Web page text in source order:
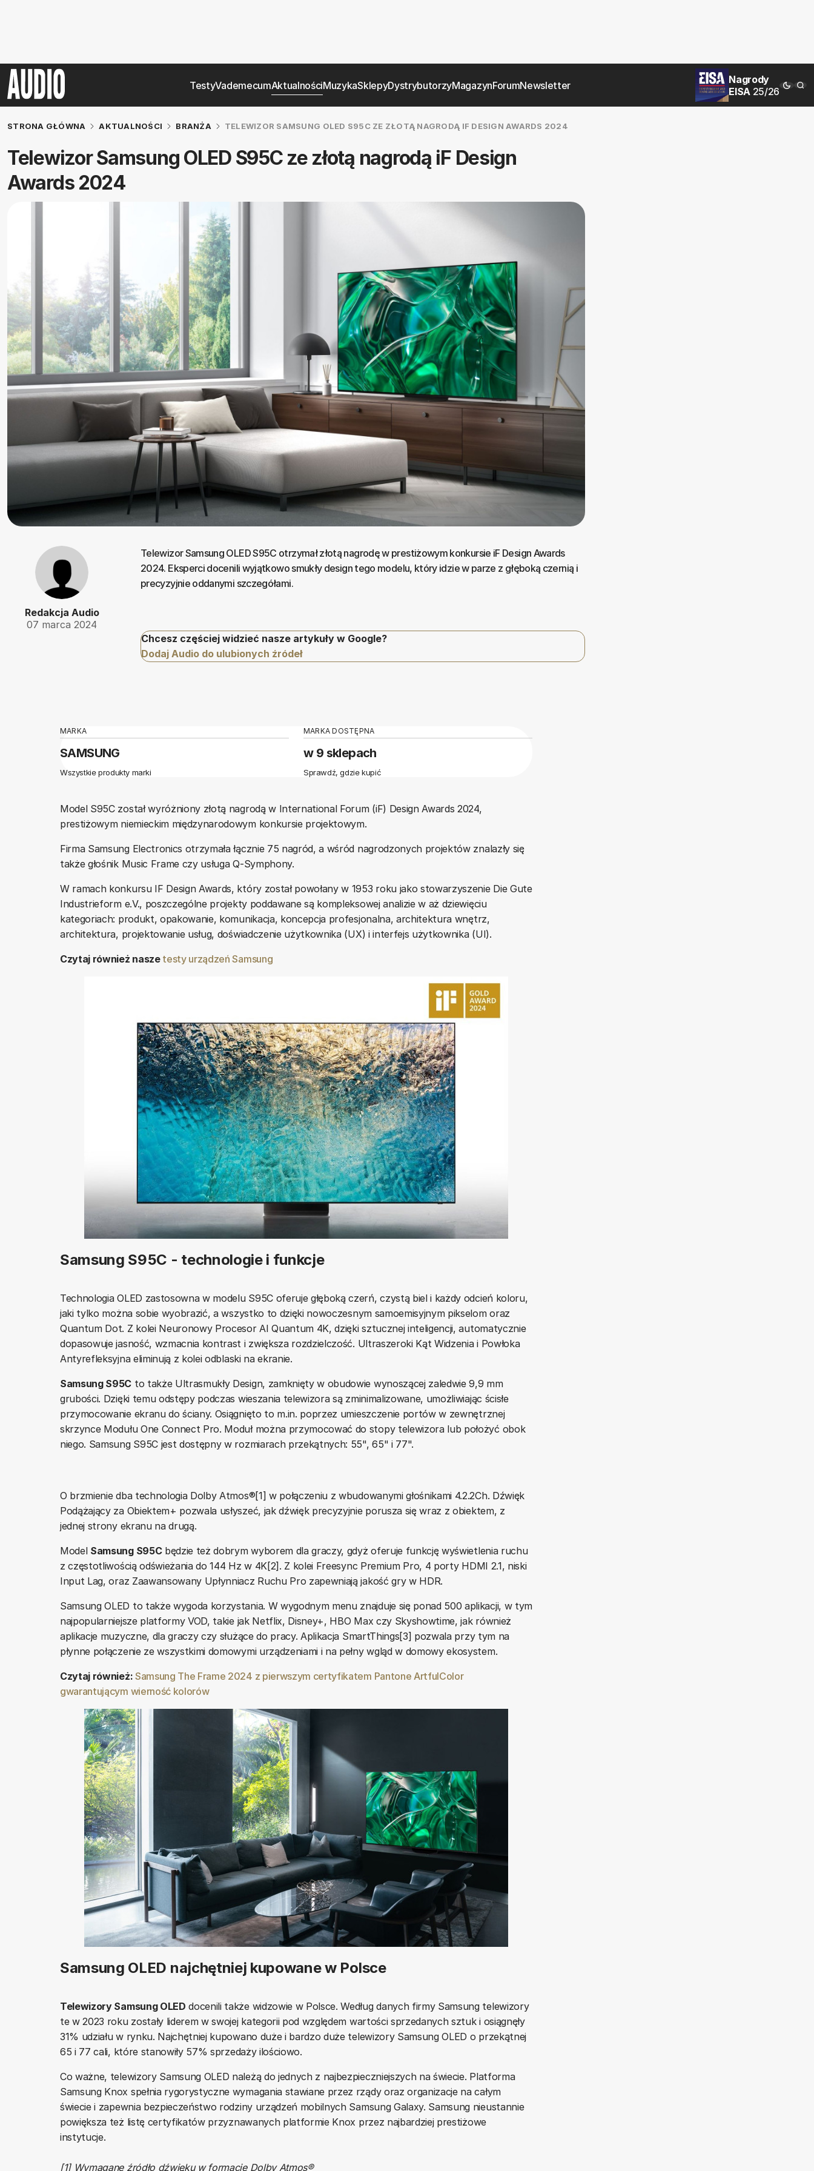
TestyVademecumAktualnościMuzykaSklepyDystrybutorzyMagazynForumNewsletter
Nagrody
EISA 25/26
STRONA GŁÓWNA AKTUALNOŚCI BRANŻA TELEWIZOR SAMSUNG OLED S95C ZE ZŁOTĄ NAGRODĄ IF DESIGN AWARDS 2024
Telewizor Samsung OLED S95C ze złotą nagrodą iF Design
Awards 2024
Redakcja Audio
07 marca 2024
Telewizor Samsung OLED S95C otrzymał złotą nagrodę w prestiżowym konkursie iF Design Awards
2024. Eksperci docenili wyjątkowo smukły design tego modelu, który idzie w parze z głęboką czernią i
precyzyjnie oddanymi szczegółami.
Chcesz częściej widzieć nasze artykuły w Google?
Dodaj Audio do ulubionych źródeł
MARKA
SAMSUNG
Wszystkie produkty marki
MARKA DOSTĘPNA
w 9 sklepach
Sprawdź, gdzie kupić
Model S95C został wyróżniony złotą nagrodą w International Forum (iF) Design Awards 2024,
prestiżowym niemieckim międzynarodowym konkursie projektowym.
Firma Samsung Electronics otrzymała łącznie 75 nagród, a wśród nagrodzonych projektów znalazły się
także głośnik Music Frame czy usługa Q-Symphony.
W ramach konkursu IF Design Awards, który został powołany w 1953 roku jako stowarzyszenie Die Gute
Industrieform e.V., poszczególne projekty poddawane są kompleksowej analizie w aż dziewięciu
kategoriach: produkt, opakowanie, komunikacja, koncepcja profesjonalna, architektura wnętrz,
architektura, projektowanie usług, doświadczenie użytkownika (UX) i interfejs użytkownika (UI).
Czytaj również nasze testy urządzeń Samsung
Samsung S95C - technologie i funkcje
Technologia OLED zastosowna w modelu S95C oferuje głęboką czerń, czystą biel i każdy odcień koloru,
jaki tylko można sobie wyobrazić, a wszystko to dzięki nowoczesnym samoemisyjnym pikselom oraz
Quantum Dot. Z kolei Neuronowy Procesor AI Quantum 4K, dzięki sztucznej inteligencji, automatycznie
dopasowuje jasność, wzmacnia kontrast i zwiększa rozdzielczość. Ultraszeroki Kąt Widzenia i Powłoka
Antyrefleksyjna eliminują z kolei odblaski na ekranie.
Samsung S95C to także Ultrasmukły Design, zamknięty w obudowie wynoszącej zaledwie 9,9 mm
grubości. Dzięki temu odstępy podczas wieszania telewizora są zminimalizowane, umożliwiając ścisłe
przymocowanie ekranu do ściany. Osiągnięto to m.in. poprzez umieszczenie portów w zewnętrznej
skrzynce Modułu One Connect Pro. Moduł można przymocować do stopy telewizora lub położyć obok
niego. Samsung S95C jest dostępny w rozmiarach przekątnych: 55", 65" i 77".
O brzmienie dba technologia Dolby Atmos®[1] w połączeniu z wbudowanymi głośnikami 4.2.2Ch. Dźwięk
Podążający za Obiektem+ pozwala usłyszeć, jak dźwięk precyzyjnie porusza się wraz z obiektem, z
jednej strony ekranu na drugą.
Model Samsung S95Cbędzie też dobrym wyborem dla graczy, gdyż oferuje funkcję wyświetlenia ruchu
z częstotliwością odświeżania do 144 Hz w 4K[2]. Z kolei Freesync Premium Pro, 4 porty HDMI 2.1, niski
Input Lag, oraz Zaawansowany Upłynniacz Ruchu Pro zapewniają jakość gry w HDR.
Samsung OLED to także wygoda korzystania. W wygodnym menu znajduje się ponad 500 aplikacji, w tym
najpopularniejsze platformy VOD, takie jak Netflix, Disney+, HBO Max czy Skyshowtime, jak również
aplikacje muzyczne, dla graczy czy służące do pracy. Aplikacja SmartThings[3] pozwala przy tym na
płynne połączenie ze wszystkimi domowymi urządzeniami i na pełny wgląd w domowy ekosystem.
Czytaj również: Samsung The Frame 2024 z pierwszym certyfikatem Pantone ArtfulColor
gwarantującym wierność kolorów
Samsung OLED najchętniej kupowane w Polsce
Telewizory Samsung OLED docenili także widzowie w Polsce. Według danych firmy Samsung telewizory
te w 2023 roku zostały liderem w swojej kategorii pod względem wartości sprzedanych sztuk i osiągnęły
31% udziału w rynku. Najchętniej kupowano duże i bardzo duże telewizory Samsung OLED o przekątnej
65 i 77 cali, które stanowiły 57% sprzedaży ilościowo.
Co ważne, telewizory Samsung OLED należą do jednych z najbezpieczniejszych na świecie. Platforma
Samsung Knox spełnia rygorystyczne wymagania stawiane przez rządy oraz organizacje na całym
świecie i zapewnia bezpieczeństwo rodziny urządzeń mobilnych Samsung Galaxy. Samsung nieustannie
powiększa też listę certyfikatów przyznawanych platformie Knox przez najbardziej prestiżowe
instytucje.
[1] Wymagane źródło dźwięku w formacie Dolby Atmos®